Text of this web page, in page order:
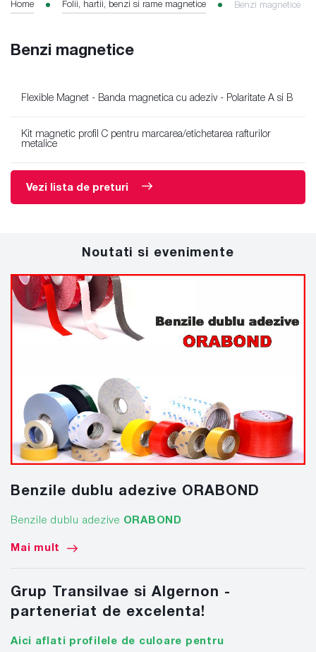
Home Folii, hartii, benzi si rame magnetice Benzi magnetice
Benzi magnetice
Flexible Magnet - Banda magnetica cu adeziv - Polaritate A si B
Kit magnetic profil C pentru marcarea/etichetarea rafturilor
metalice
Vezi lista de preturi
Noutati si evenimente
Benzile dublu adezive ORABOND
Benzile dublu adezive ORABOND
Mai mult
Grup Transilvae si Algernon -
parteneriat de excelenta!
Aici aflati profilele de culoare pentru